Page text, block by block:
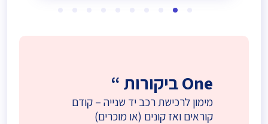
One ביקורות “
מימון לרכישת רכב יד שנייה – קודם
קוראים ואז קונים (או מוכרים)